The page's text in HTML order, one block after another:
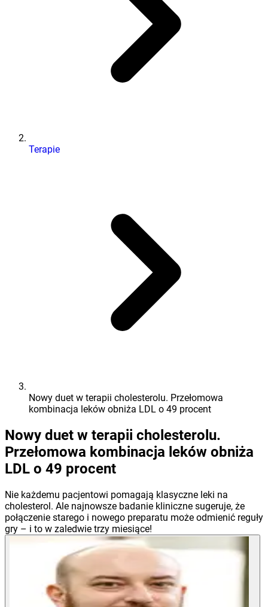
Terapie
Nowy duet w terapii cholesterolu. Przełomowa
kombinacja leków obniża LDL o 49 procent
Nowy duet w terapii cholesterolu.
Przełomowa kombinacja leków obniża
LDL o 49 procent
Nie każdemu pacjentowi pomagają klasyczne leki na
cholesterol. Ale najnowsze badanie kliniczne sugeruje, że
połączenie starego i nowego preparatu może odmienić reguły
gry – i to w zaledwie trzy miesiące!